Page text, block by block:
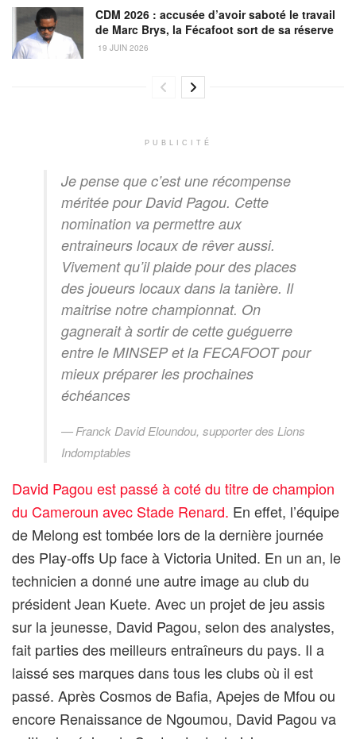
CDM 2026 : accusée d’avoir saboté le travail
de Marc Brys, la Fécafoot sort de sa réserve
19 JUIN 2026
PUBLICITÉ
Je pense que c’est une récompense
méritée pour David Pagou. Cette
nomination va permettre aux
entraineurs locaux de rêver aussi.
Vivement qu’il plaide pour des places
des joueurs locaux dans la tanière. Il
maitrise notre championnat. On
gagnerait à sortir de cette guéguerre
entre le MINSEP et la FECAFOOT pour
mieux préparer les prochaines
échéances
Franck David Eloundou, supporter des Lions
Indomptables
David Pagou est passé à coté du titre de champion
du Cameroun avec Stade Renard. En effet, l’équipe
de Melong est tombée lors de la dernière journée
des Play-offs Up face à Victoria United. En un an, le
technicien a donné une autre image au club du
président Jean Kuete. Avec un projet de jeu assis
sur la jeunesse, David Pagou, selon des analystes,
fait parties des meilleurs entraîneurs du pays. Il a
laissé ses marques dans tous les clubs où il est
passé. Après Cosmos de Bafia, Apejes de Mfou ou
encore Renaissance de Ngoumou, David Pagou va